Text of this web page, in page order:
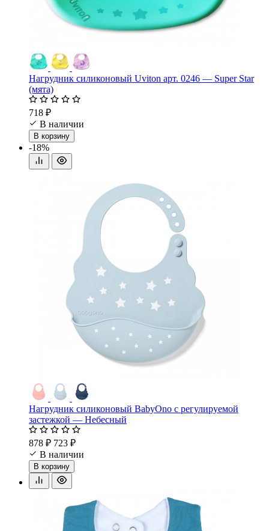
Нагрудник силиконовый Uviton арт. 0246 — Super Star
(мята)
718 ₽
В наличии
В корзину
-18%
Нагрудник силиконовый BabyOno с регулируемой
застежкой — Небесный
878 ₽ 723 ₽
В наличии
В корзину